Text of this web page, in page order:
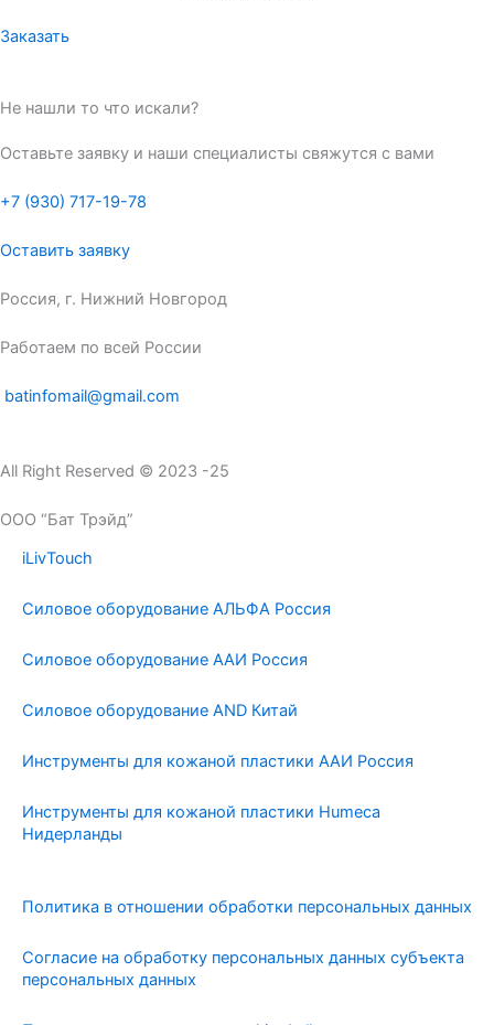
Заказать
Не нашли то что искали?
Оставьте заявку и наши специалисты свяжутся с вами
+7 (930) 717-19-78
Оставить заявку
Россия, г. Нижний Новгород
Работаем по всей России
batinfomail@gmail.com
All Right Reserved © 2023 -25
ООО “Бат Трэйд”
iLivTouch
Силовое оборудование АЛЬФА Россия
Силовое оборудование ААИ Россия
Силовое оборудование AND Китай
Инструменты для кожаной пластики ААИ Россия
Инструменты для кожаной пластики Humeca
Нидерланды
Политика в отношении обработки персональных данных
Согласие на обработку персональных данных субъекта
персональных данных